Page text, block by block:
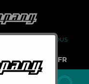
À PROPOS DE NOUS
FR